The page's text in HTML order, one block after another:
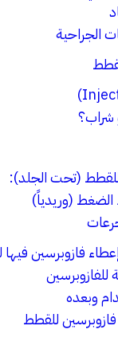
الجراحية
شراب؟
(تحت الجلد):
(وريدياً)
فازوبرسين
للفازوبرسين
وبعده
للقطط